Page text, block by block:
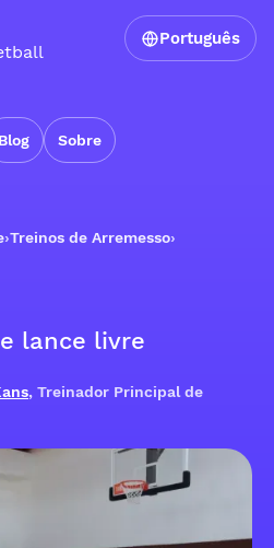
Blog Sobre
Português
›Treinos de Arremesso›
lance livre
, Treinador Principal de